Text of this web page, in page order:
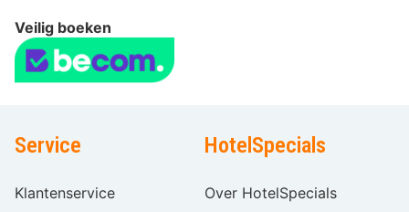
Veilig boeken
Service
Klantenservice
HotelSpecials
Over HotelSpecials